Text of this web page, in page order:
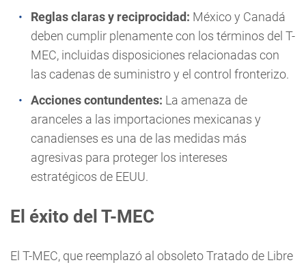
Reglas claras y reciprocidad: México y Canadá
deben cumplir plenamente con los términos del T-
MEC, incluidas disposiciones relacionadas con
las cadenas de suministro y el control fronterizo.
Acciones contundentes: La amenaza de
aranceles a las importaciones mexicanas y
canadienses es una de las medidas más
agresivas para proteger los intereses
estratégicos de EEUU.
El éxito del T-MEC
El T-MEC, que reemplazó al obsoleto Tratado de Libre